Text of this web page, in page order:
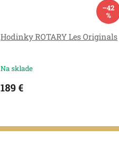
–42
%
Hodinky ROTARY Les Originals
Na sklade
189 €